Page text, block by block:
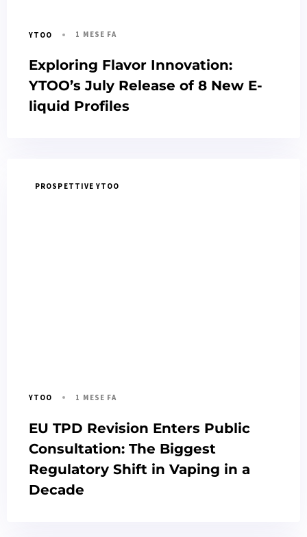
YTOO 1 MESE FA
Exploring Flavor Innovation:
YTOO’s July Release of 8 New E-
liquid Profiles
PROSPETTIVE YTOO
YTOO 1 MESE FA
EU TPD Revision Enters Public
Consultation: The Biggest
Regulatory Shift in Vaping in a
Decade